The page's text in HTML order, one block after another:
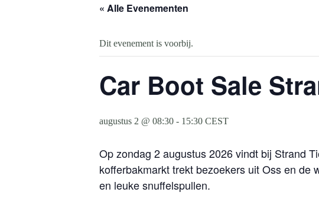
« Alle Evenementen
Dit evenement is voorbij.
Car Boot Sale
augustus 2 @ 08:30 - 15:30 CEST
Op zondag 2 augustus 2026 vindt bij Strand
kofferbakmarkt trekt bezoekers uit Oss en de
en leuke snuffelspullen.